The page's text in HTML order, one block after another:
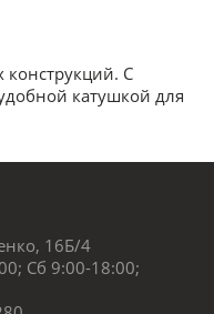
С
катушкой для
16Б/4
Сб 9:00-18:00;